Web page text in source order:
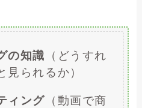
の知識 （どうすれ
見られるか）
ィング （動画で商